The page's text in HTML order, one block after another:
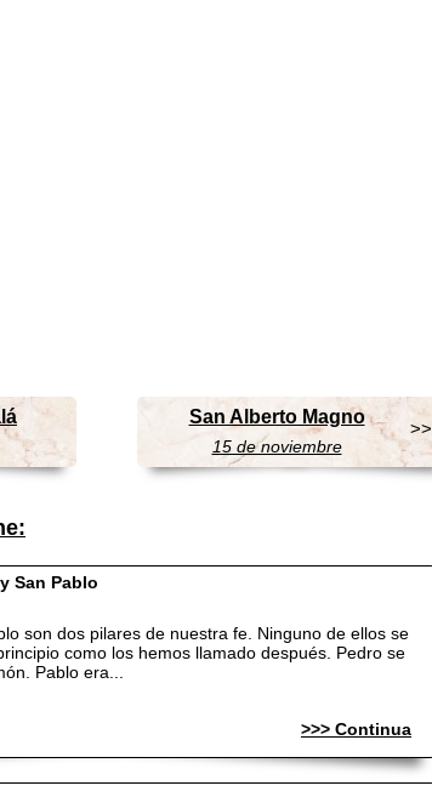
San Alberto Magno
15 de noviembre
>>
San Pablo
son dos pilares de nuestra fe. Ninguno de ellos se
como los hemos llamado después. Pedro se
Pablo era...
>>> Continua